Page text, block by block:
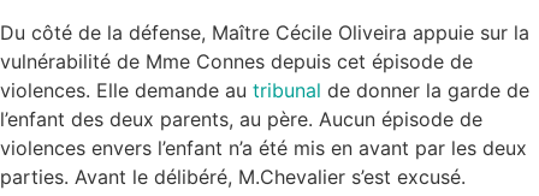
Du côté de la défense, Maître Cécile Oliveira appuie sur la
vulnérabilité de Mme Connes depuis cet épisode de
violences. Elle demande au tribunal de donner la garde de
l’enfant des deux parents, au père. Aucun épisode de
violences envers l’enfant n’a été mis en avant par les deux
parties. Avant le délibéré, M.Chevalier s’est excusé.